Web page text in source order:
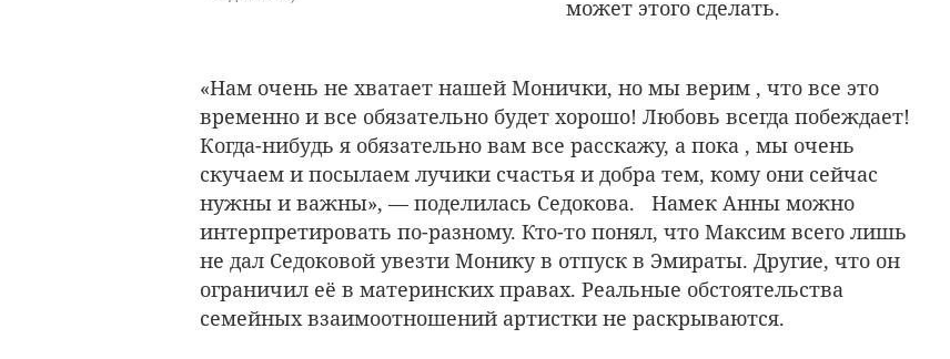
может этого сделать.
«Нам очень не хватает нашей Монички, но мы верим , что все это
временно и все обязательно будет хорошо! Любовь всегда побеждает!
Когда-нибудь я обязательно вам все расскажу, а пока , мы очень
скучаем и посылаем лучики счастья и добра тем, кому они сейчас
нужны и важны», — поделилась Седокова. Намек Анны можно
интерпретировать по-разному. Кто-то понял, что Максим всего лишь
не дал Седоковой увезти Монику в отпуск в Эмираты. Другие, что он
ограничил её в материнских правах. Реальные обстоятельства
семейных взаимоотношений артистки не раскрываются.